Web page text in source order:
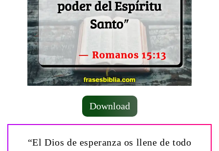
Download
“El Dios de esperanza os llene de todo